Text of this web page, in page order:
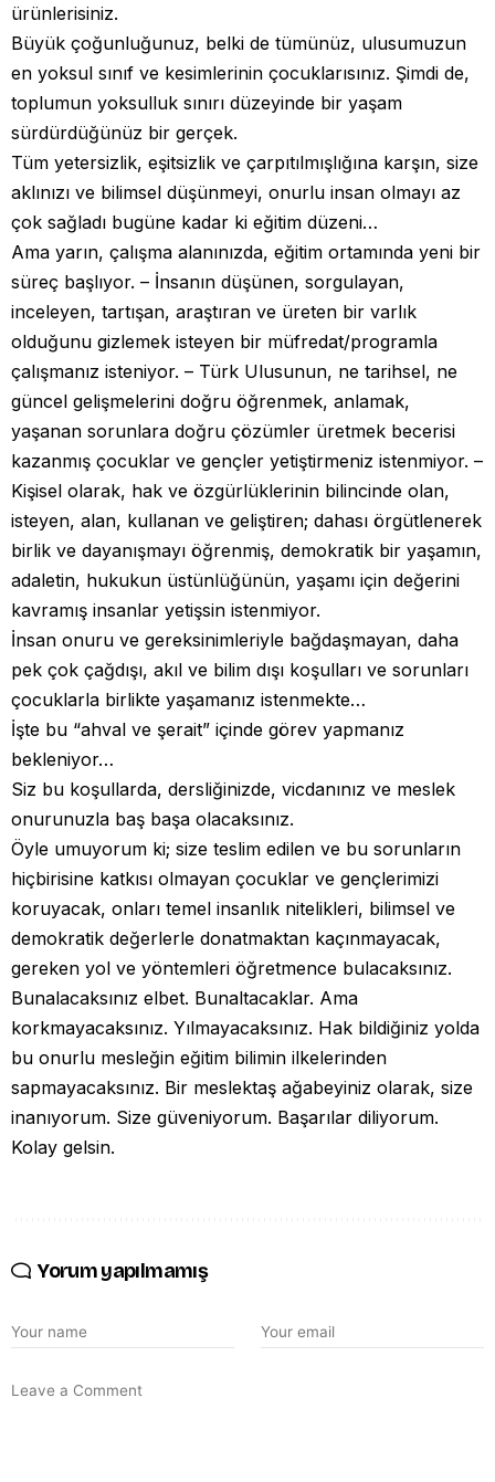
ürünlerisiniz.
Büyük çoğunluğunuz, belki de tümünüz, ulusumuzun
en yoksul sınıf ve kesimlerinin çocuklarısınız. Şimdi de,
toplumun yoksulluk sınırı düzeyinde bir yaşam
sürdürdüğünüz bir gerçek.
Tüm yetersizlik, eşitsizlik ve çarpıtılmışlığına karşın, size
aklınızı ve bilimsel düşünmeyi, onurlu insan olmayı az
çok sağladı bugüne kadar ki eğitim düzeni…
Ama yarın, çalışma alanınızda, eğitim ortamında yeni bir
süreç başlıyor. – İnsanın düşünen, sorgulayan,
inceleyen, tartışan, araştıran ve üreten bir varlık
olduğunu gizlemek isteyen bir müfredat/programla
çalışmanız isteniyor. – Türk Ulusunun, ne tarihsel, ne
güncel gelişmelerini doğru öğrenmek, anlamak,
yaşanan sorunlara doğru çözümler üretmek becerisi
kazanmış çocuklar ve gençler yetiştirmeniz istenmiyor. –
Kişisel olarak, hak ve özgürlüklerinin bilincinde olan,
isteyen, alan, kullanan ve geliştiren; dahası örgütlenerek
birlik ve dayanışmayı öğrenmiş, demokratik bir yaşamın,
adaletin, hukukun üstünlüğünün, yaşamı için değerini
kavramış insanlar yetişsin istenmiyor.
İnsan onuru ve gereksinimleriyle bağdaşmayan, daha
pek çok çağdışı, akıl ve bilim dışı koşulları ve sorunları
çocuklarla birlikte yaşamanız istenmekte…
İşte bu “ahval ve şerait” içinde görev yapmanız
bekleniyor…
Siz bu koşullarda, dersliğinizde, vicdanınız ve meslek
onurunuzla baş başa olacaksınız.
Öyle umuyorum ki; size teslim edilen ve bu sorunların
hiçbirisine katkısı olmayan çocuklar ve gençlerimizi
koruyacak, onları temel insanlık nitelikleri, bilimsel ve
demokratik değerlerle donatmaktan kaçınmayacak,
gereken yol ve yöntemleri öğretmence bulacaksınız.
Bunalacaksınız elbet. Bunaltacaklar. Ama
korkmayacaksınız. Yılmayacaksınız. Hak bildiğiniz yolda
bu onurlu mesleğin eğitim bilimin ilkelerinden
sapmayacaksınız. Bir meslektaş ağabeyiniz olarak, size
inanıyorum. Size güveniyorum. Başarılar diliyorum.
Kolay gelsin.
Yorum yapılmamış